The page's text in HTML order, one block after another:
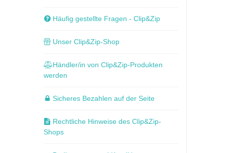
Häufig gestellte Fragen - Clip&Zip
Unser Clip&Zip-Shop
Händler/in von Clip&Zip-Produkten
werden
Sicheres Bezahlen auf der Seite
Rechtliche Hinweise des Clip&Zip-
Shops